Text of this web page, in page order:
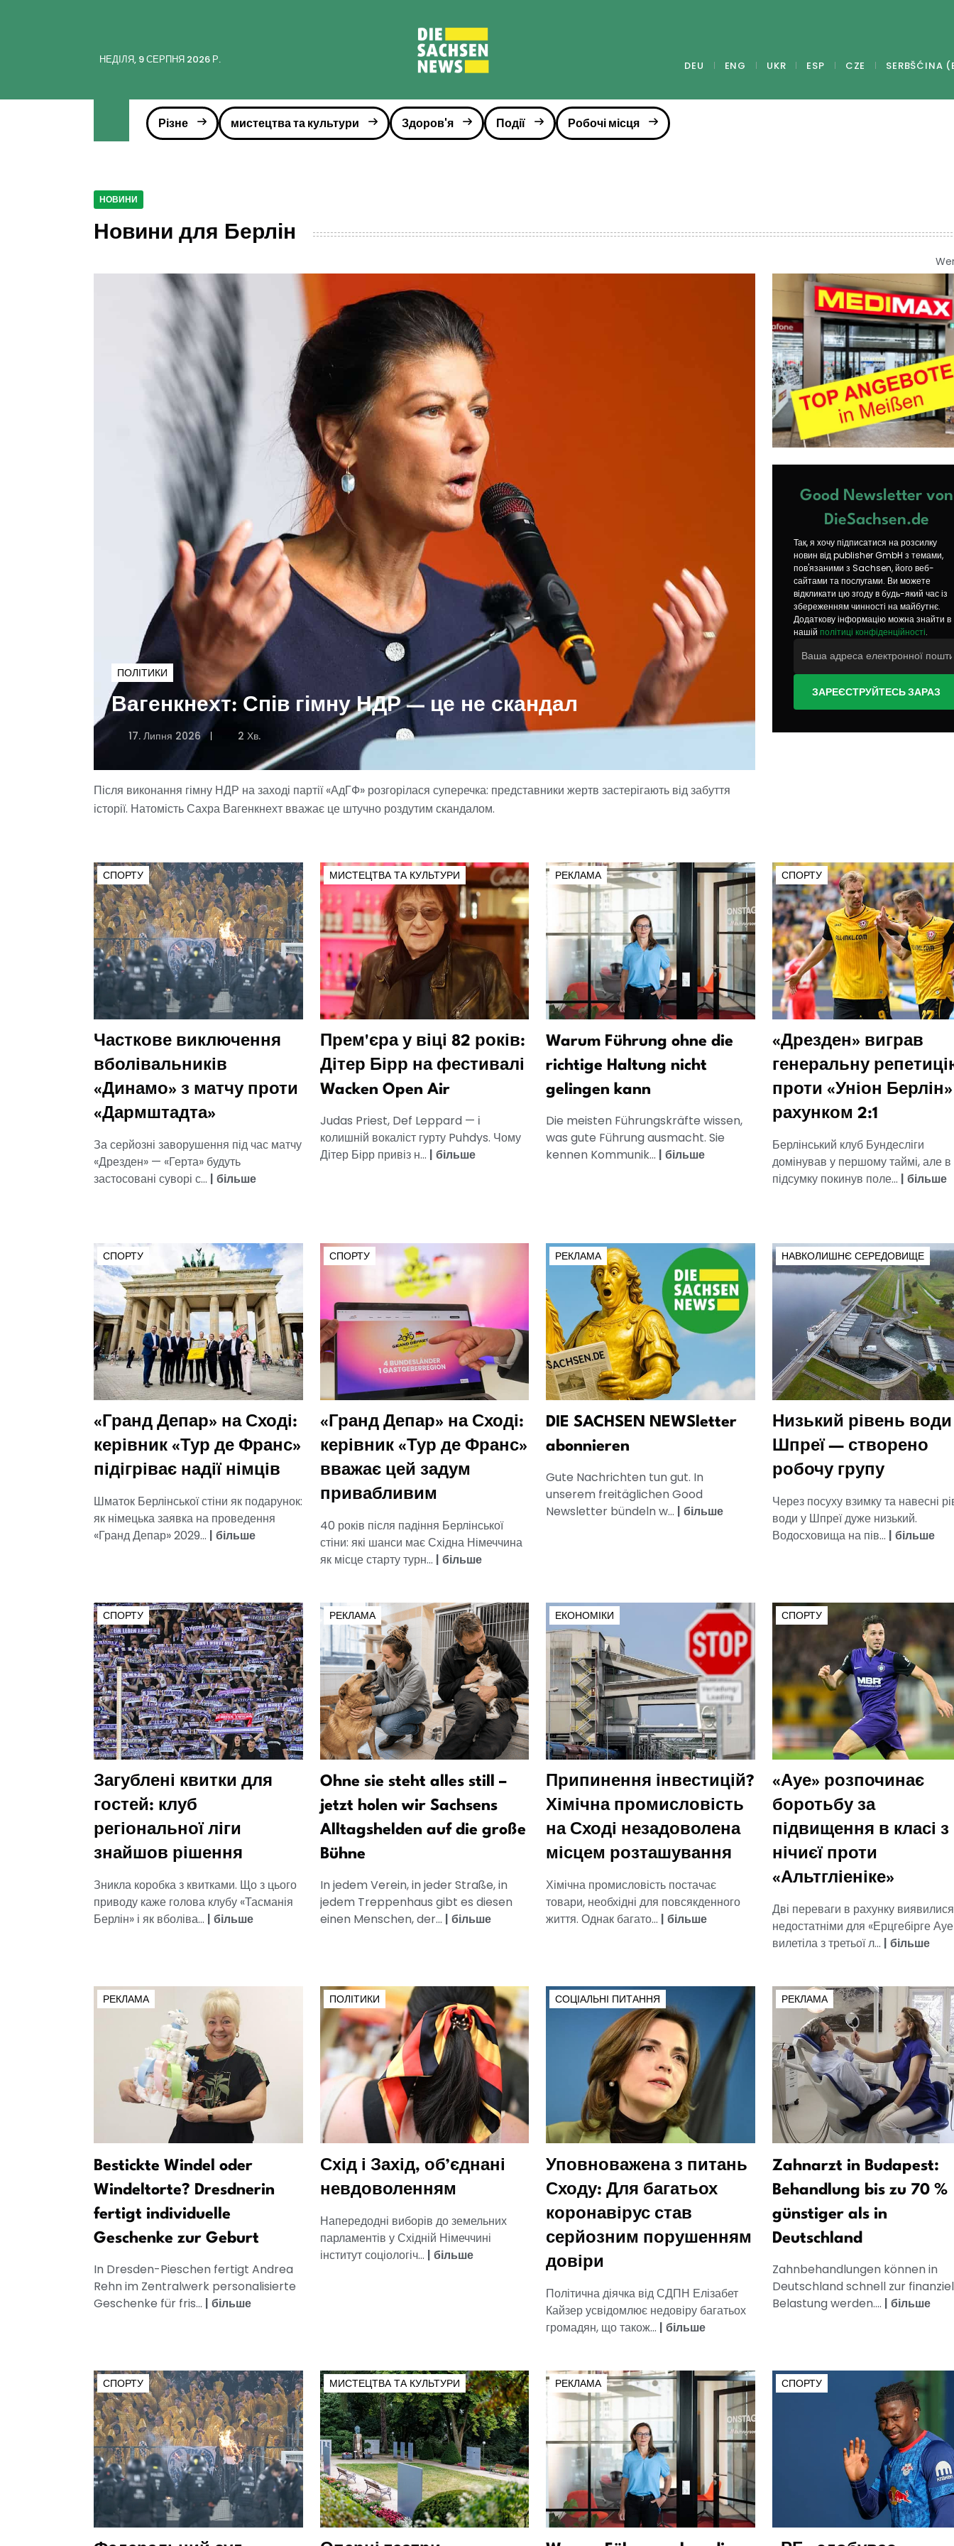
НЕДІЛЯ, 9 СЕРПНЯ 2026 Р. DEU ENG UKR ESP CZE SERBŠĆINA
Різне мистецтва та культури Здоров'я Події Робочі місця
НОВИНИ
Новини для Берлін
ПОЛІТИКИ
Вагенкнехт: Спів гімну НДР — це не скандал
17. Липня 2026 2 Хв.
Після виконання гімну НДР на заході партії «АдГФ» розгорілася суперечка: представники жертв застерігають від забуття
історії. Натомість Сахра Вагенкнехт вважає це штучно роздутим скандалом.
Good Newsletter von
DieSachsen.de
Так, я хочу підписатися на розсилку
новин від publisher GmbH з темами,
пов'язаними з Sachsen, його веб-
сайтами та послугами. Ви можете
відкликати цю згоду в будь-який час із
збереженням чинності на майбутнє.
Додаткову інформацію можна знайти в
нашій політиці конфіденційності.
ЗАРЕЄСТРУЙТЕСЬ ЗАРАЗ
СПОРТУ
Часткове виключення
вболівальників
«Динамо» з матчу проти
«Дармштадта»
За серйозні заворушення під час матчу
«Дрезден» — «Герта» будуть
застосовані суворі с... | більше
МИСТЕЦТВА ТА КУЛЬТУРИ
Прем'єра у віці 82 років:
Дітер Бірр на фестивалі
Wacken Open Air
Judas Priest, Def Leppard — і
колишній вокаліст гурту Puhdys. Чому
Дітер Бірр привіз н... | більше
РЕКЛАМА
Warum Führung ohne die
richtige Haltung nicht
gelingen kann
Die meisten Führungskräfte wissen,
was gute Führung ausmacht. Sie
kennen Kommunik... | більше
СПОРТУ
«Дрезден» виграв
генеральну
проти «Уніон Берлін»
рахунком 2:1
Берлінський клуб Бундесліги
домінував у першому таймі, але в
підсумку покинув поле... | більше
СПОРТУ
«Гранд Депар» на Сході:
керівник «Тур де Франс»
підігріває надії німців
Шматок Берлінської стіни як подарунок:
як німецька заявка на проведення
«Гранд Депар» 2029... | більше
СПОРТУ
«Гранд Депар» на Сході:
керівник «Тур де Франс»
вважає цей задум
привабливим
40 років після падіння Берлінської
стіни: які шанси має Східна Німеччина
як місце старту турн... | більше
РЕКЛАМА
DIE SACHSEN NEWSletter
abonnieren
Gute Nachrichten tun gut. In
unserem freitäglichen Good
Newsletter bündeln w... | більше
НАВКОЛИШНЄ СЕРЕДОВИЩЕ
Низький рівень води
Шпреї — створено
робочу групу
Через посуху взимку та навесні
води у Шпреї дуже низький.
Водосховища на пів... | більше
СПОРТУ
Загублені квитки для
гостей: клуб
регіональної ліги
знайшов рішення
Зникла коробка з квитками. Що з цього
приводу каже голова клубу «Тасманія
Берлін» і як вболіва... | більше
РЕКЛАМА
Ohne sie steht alles still –
jetzt holen wir Sachsens
Alltagshelden auf die große
Bühne
In jedem Verein, in jeder Straße, in
jedem Treppenhaus gibt es diesen
einen Menschen, der... | більше
ЕКОНОМІКИ
Припинення інвестицій?
Хімічна промисловість
на Сході незадоволена
місцем розташування
Хімічна промисловість постачає
товари, необхідні для повсякденного
життя. Однак багато... | більше
СПОРТУ
«Ауе» розпочинає
боротьбу за
підвищення в класі з
нічиєї проти
«Альтгліеніке»
Дві переваги в рахунку виявилися
недостатніми для «Ерцгебірге
вилетіла з третьої л... | більше
РЕКЛАМА
Bestickte Windel oder
Windeltorte? Dresdnerin
fertigt individuelle
Geschenke zur Geburt
In Dresden-Pieschen fertigt Andrea
Rehn im Zentralwerk personalisierte
Geschenke für fris... | більше
ПОЛІТИКИ
Схід і Захід, об’єднані
невдоволенням
Напередодні виборів до земельних
парламентів у Східній Німеччині
інститут соціологіч... | більше
СОЦІАЛЬНІ ПИТАННЯ
Уповноважена з питань
Сходу: Для багатьох
коронавірус став
серйозним порушенням
довіри
Політична діячка від СДПН Елізабет
Кайзер усвідомлює недовіру багатьох
громадян, що також... | більше
РЕКЛАМА
Zahnarzt in Budapest:
Behandlung bis zu 70 %
günstiger als in
Deutschland
Zahnbehandlungen können in
Deutschland schnell zur
Belastung werden.... | більше
СПОРТУ МИСТЕЦТВА ТА КУЛЬТУРИ РЕКЛАМА СПОРТУ